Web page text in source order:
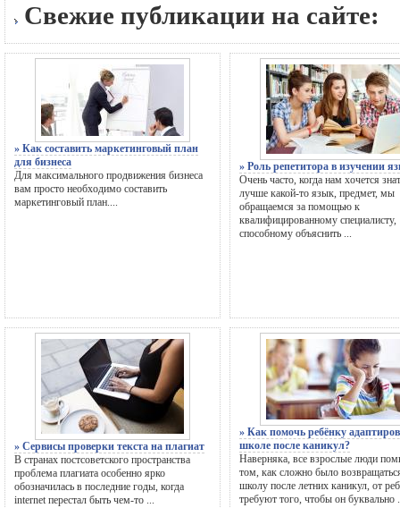
Свежие публикации на сайте:
» Как составить маркетинговый план
для бизнеса
Для максимального продвижения бизнеса
вам просто необходимо составить
маркетинговый план....
» Роль репетитора в изучении
Очень часто, когда нам хочется
лучше какой-то язык, предмет, мы
обращаемся за помощью к
квалифицированному специалисту,
способному объяснить ...
» Сервисы проверки текста на плагиат
В странах постсоветского пространства
проблема плагиата особенно ярко
обозначилась в последние годы, когда
internet перестал быть чем-то ...
» Как помочь ребёнку
школе после каникул?
Наверняка, все взрослые люди
том, как сложно было
школу после летних каникул, от
требуют того, чтобы он буквально